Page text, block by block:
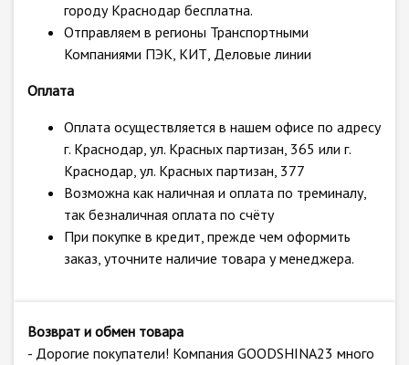
городу Краснодар бесплатна.
Отправляем в регионы Транспортными
Компаниями ПЭК, КИТ, Деловые линии
Оплата
Оплата осуществляется в нашем офисе по адресу
г. Краснодар, ул. Красных партизан, 365 или г.
Краснодар, ул. Красных партизан, 377
Возможна как наличная и оплата по треминалу,
так безналичная оплата по счёту
При покупке в кредит, прежде чем оформить
заказ, уточните наличие товара у менеджера.
Возврат и обмен товара
- Дорогие покупатели! Компания GOODSHINA23 много